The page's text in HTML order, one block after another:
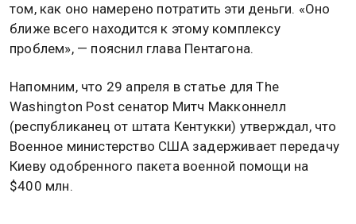
том, как оно намерено потратить эти деньги. «Оно
ближе всего находится к этому комплексу
проблем», — пояснил глава Пентагона.
Напомним, что 29 апреля в статье для The
Washington Post сенатор Митч Макконнелл
(республиканец от штата Кентукки) утверждал, что
Военное министерство США задерживает передачу
Киеву одобренного пакета военной помощи на
$400 млн.